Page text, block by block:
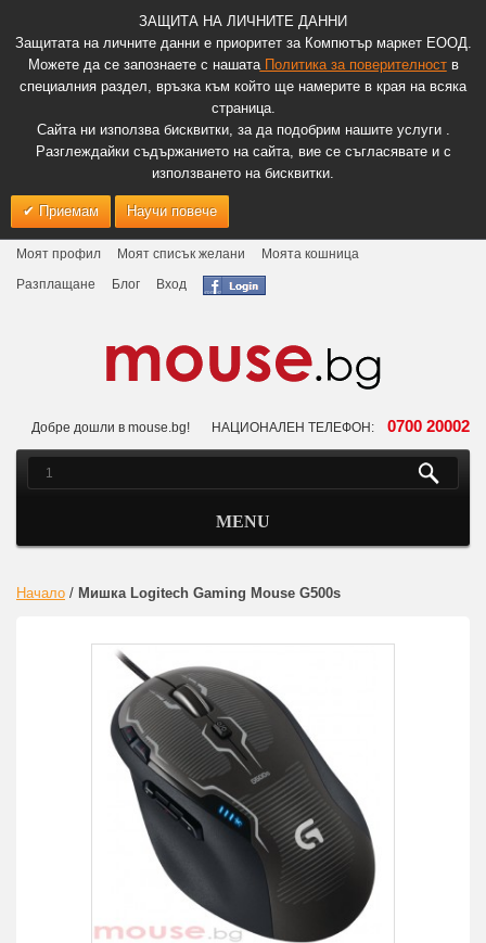
ЗАЩИТА НА ЛИЧНИТЕ ДАННИ
Защитата на личните данни е приоритет за Компютър маркет ЕООД.
Можете да се запознаете с нашатаПолитика за поверителноств
специалния раздел, връзка към който ще намерите в края на всяка
страница.
Сайта ни използва бисквитки, за да подобрим нашите услуги .
Разглеждайки съдържанието на сайта, вие се съгласявате и с
използването на бисквитки.
Приемам Научи повече
Моят профил Моят списък желани
Моята кошница
Разплащане
Блог Вход
Добре дошли в mouse.bg! НАЦИОНАЛЕН ТЕЛЕФОН: 0700 20002
MENU
Начало / Мишка Logitech Gaming Mouse G500s